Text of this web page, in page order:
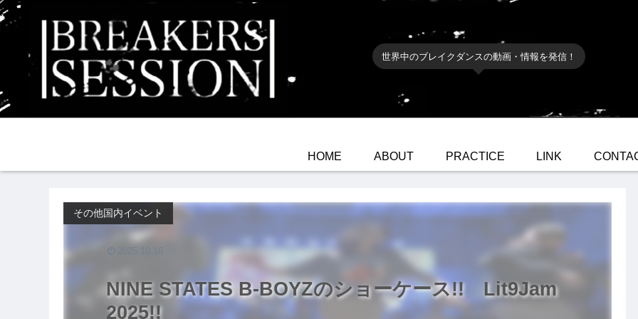
世界中のブレイクダンスの動画・情報を発信！
HOME ABOUT PRACTICE LINK
NINE STATES B-BOYZのショーケース!! Lit9Jam
2025!!
その他国内イベント
2025.10.16